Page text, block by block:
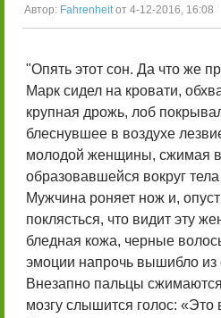
Автор: Fahrenheitот 4-12-2016, 16:08
"Опять этот сон. Да что же
Марк сидел на кровати,
крупная дрожь, лоб
блеснувшее в воздухе
молодой женщины, сжимая в
образовавшейся вокруг
Мужчина роняет нож и,
поклясться, что видит эту
бледная кожа, черные
эмоции напрочь вышибло из
Внезапно пальцы сжимаются
мозгу слышится голос: «Это